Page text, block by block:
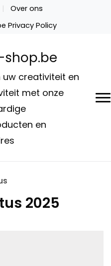
Over ons
Privacy Policy
uw creativiteit en
met onze
en
2025